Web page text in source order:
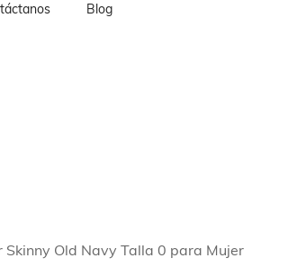
Blog
Skinny Old Navy Talla 0 para Mujer